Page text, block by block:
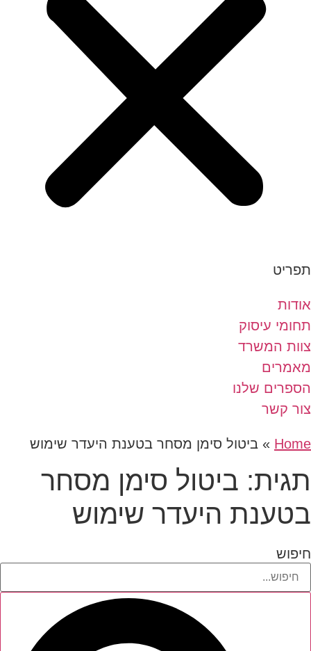
תפריט
אודות
תחומי עיסוק
צוות המשרד
מאמרים
הספרים שלנו
צור קשר
Home
» ביטול סימן מסחר בטענת היעדר שימוש
תגית: ביטול סימן מסחר
בטענת היעדר שימוש
חיפוש